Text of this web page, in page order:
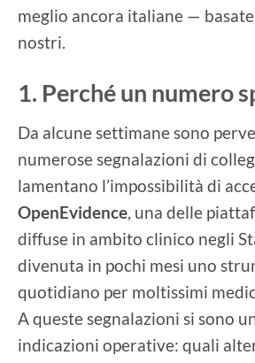
meglio ancora italiane —
nostri.
1. Perché un numero
Da alcune settimane sono
numerose segnalazioni di
lamentano l’impossibilità di
OpenEvidence, una delle
diffuse in ambito clinico negli
divenuta in pochi mesi uno
quotidiano per moltissimi
A queste segnalazioni si sono
indicazioni operative: quali